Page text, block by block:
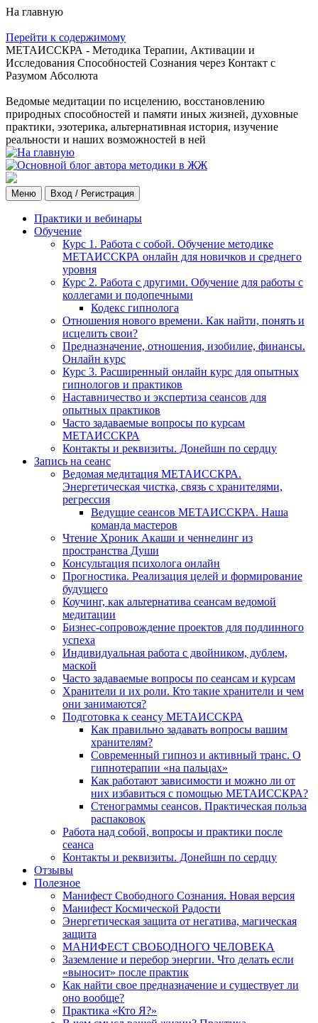
На главную
Перейти к содержимому
МЕТАИССКРА - Методика Терапии, Активации и
Исследования Способностей Сознания через Контакт с
Разумом Абсолюта
Ведомые медитации по исцелению, восстановлению
природных способностей и памяти иных жизней, духовные
практики, эзотерика, альтернативная история, изучение
реальности и наших возможностей в ней
Меню Вход / Регистрация
Практики и вебинары
Обучение
Курс 1. Работа с собой. Обучение методике
МЕТАИССКРА онлайн для новичков и среднего
уровня
Курс 2. Работа с другими. Обучение для работы с
коллегами и подопечными
Кодекс гипнолога
Отношения нового времени. Как найти, понять и
исцелить свои?
Предназначение, отношения, изобилие, финансы.
Онлайн курс
Курс 3. Расширенный онлайн курс для опытных
гипнологов и практиков
Наставничество и экспертиза сеансов для
опытных практиков
Часто задаваемые вопросы по курсам
МЕТАИССКРА
Контакты и реквизиты. Донейшн по сердцу
Запись на сеанс
Ведомая медитация МЕТАИССКРА.
Энергетическая чистка, связь с хранителями,
регрессия
Ведущие сеансов МЕТАИССКРА. Наша
команда мастеров
Чтение Хроник Акаши и ченнелинг из
пространства Души
Консультация психолога онлайн
Прогностика. Реализация целей и формирование
будущего
Коучинг, как альтернатива сеансам ведомой
медитации
Бизнес-сопровождение проектов для подлинного
успеха
Индивидуальная работа с двойником, дублем,
маской
Часто задаваемые вопросы по сеансам и курсам
Хранители и их роли. Кто такие хранители и чем
они занимаются?
Подготовка к сеансу МЕТАИССКРА
Как правильно задавать вопросы вашим
хранителям?
Современный гипноз и активный транс. О
гипнотерапии «на пальцах»
Как работают зависимости и можно ли от
них избавиться с помощью МЕТАИССКРА?
Стенограммы сеансов. Практическая польза
распаковок
Работа над собой, вопросы и практики после
сеанса
Контакты и реквизиты. Донейшн по сердцу
Отзывы
Полезное
Манифест Свободного Сознания. Новая версия
Манифест Космической Радости
Энергетическая защита от негатива, магическая
защита
МАНИФЕСТ СВОБОДНОГО ЧЕЛОВЕКА
Заземление и перебор энергии. Что делать если
«выносит» после практик
Как найти свое предназначение и существует ли
оно вообще?
Практика «Кто Я?»